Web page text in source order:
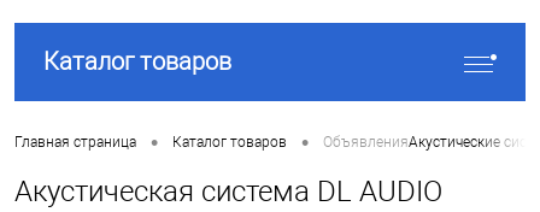
Каталог товаров
Главная страница • Каталог товаров • ОбъявленияАкустические
Акустическая система DL AUDIO